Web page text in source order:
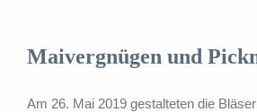
Maivergnügen und
Am 26. Mai 2019 gestalteten die